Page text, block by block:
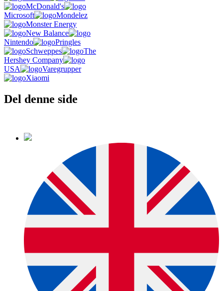
McDonald's
Microsoft
Mondelez
Monster Energy
New Balance
Nintendo
Pringles
Schweppes
The
Hershey Company
USA
Varegrupper
Xiaomi
Del denne side